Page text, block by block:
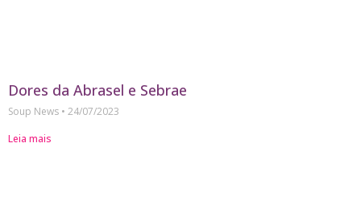
Dores da Abrasel e Sebrae
Soup News
24/07/2023
Leia mais